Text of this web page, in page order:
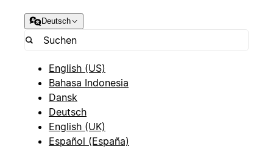
Deutsch
English (US)
Bahasa Indonesia
Dansk
Deutsch
English (UK)
Español (España)